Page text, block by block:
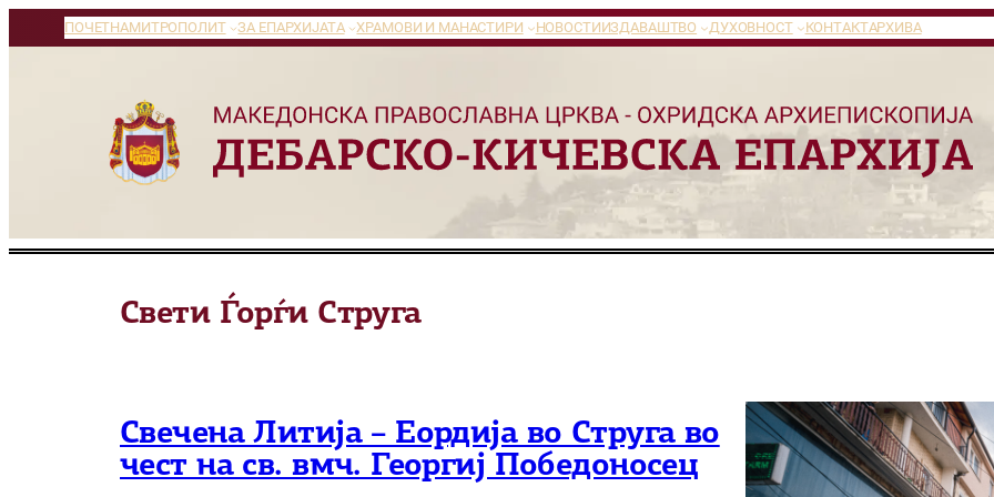
на
ПОЧЕТНАМИТРОПОЛИТ ЗА ЕПАРХИЈАТА ХРАМОВИ И МАНАСТИРИ НОВОСТИИЗДАВАШТВО ДУХОВНОСТ КОНТАКТАРХИВА
Свети Ѓорѓи Струга
Свечена Литија – Еордија во Струга во
чест на св. вмч. Георгиј Победоносец